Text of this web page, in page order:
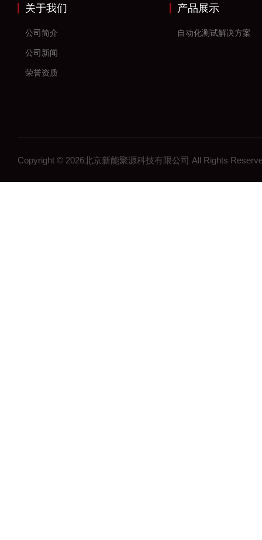
关于我们
公司简介
公司新闻
荣誉资质
产品展示
自动化测试解决方案
Copyright © 2026北京新能聚源科技有限公司 All Rights